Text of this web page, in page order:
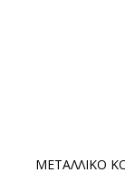
ΜΕΤΑΛΛΙΚΟ